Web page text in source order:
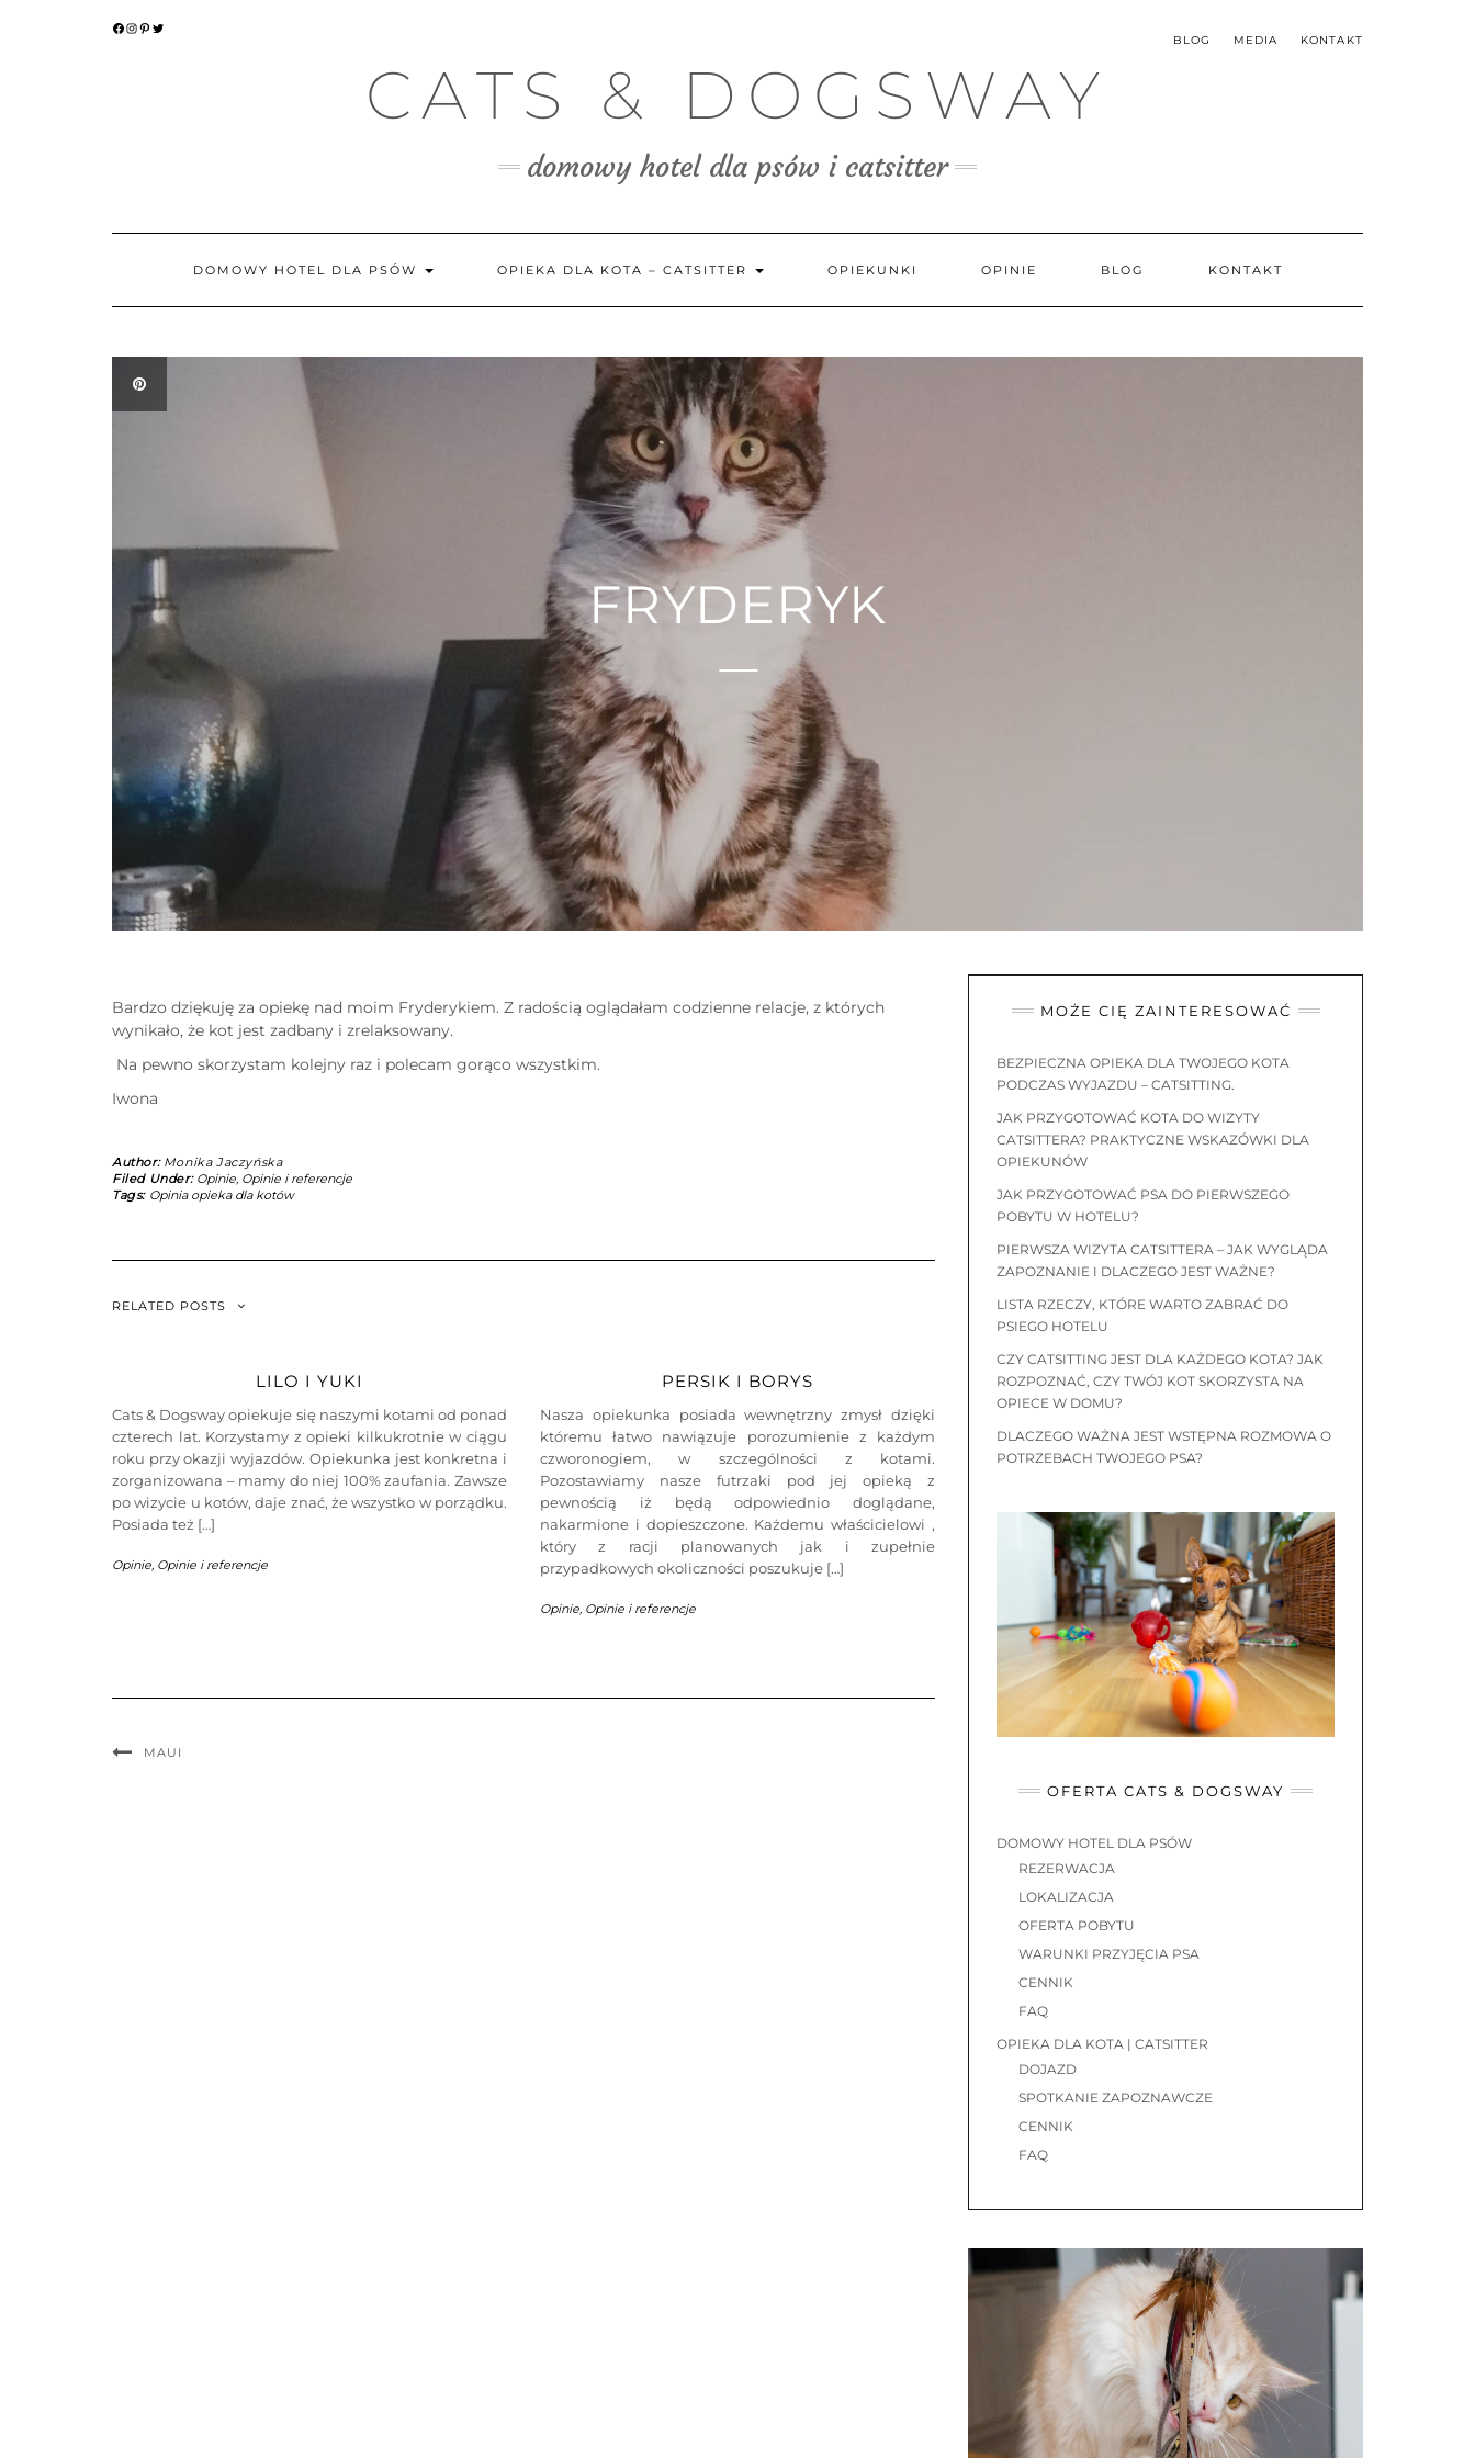
FACEBOOK
INSTAGRAM
PINTEREST
TWITTER
BLOG MEDIA KONTAKT
CATS & DOGSWAY
domowy hotel dla psów i catsitter
DOMOWY HOTEL DLA PSÓW OPIEKA DLA KOTA – CATSITTER OPIEKUNKI OPINIE BLOG KONTAKT
FRYDERYK
Bardzo dziękuję za opiekę nad moim Fryderykiem. Z radością oglądałam codzienne relacje, z których
wynikało, że kot jest zadbany i zrelaksowany.
Na pewno skorzystam kolejny raz i polecam gorąco wszystkim.
Iwona
Author: Monika Jaczyńska
Filed Under: Opinie, Opinie i referencje
Tags: Opinia opieka dla kotów
RELATED POSTS
LILO I YUKI
Cats & Dogsway opiekuje się naszymi kotami od ponad
czterech lat. Korzystamy z opieki kilkukrotnie w ciągu
roku przy okazji wyjazdów. Opiekunka jest konkretna i
zorganizowana – mamy do niej 100% zaufania. Zawsze
po wizycie u kotów, daje znać, że wszystko w porządku.
Posiada też […]
Opinie Opinie i referencje
PERSIK I BORYS
Nasza opiekunka posiada wewnętrzny zmysł dzięki
któremu łatwo nawiązuje porozumienie z każdym
czworonogiem, w szczególności z kotami.
Pozostawiamy nasze futrzaki pod jej opieką z
pewnością iż będą odpowiednio doglądane,
nakarmione i dopieszczone. Każdemu właścicielowi ,
który z racji planowanych jak i zupełnie
przypadkowych okoliczności poszukuje […]
Opinie Opinie i referencje
MAUI
MOŻE CIĘ ZAINTERESOWAĆ
BEZPIECZNA OPIEKA DLA TWOJEGO KOTA
PODCZAS WYJAZDU – CATSITTING.
JAK PRZYGOTOWAĆ KOTA DO WIZYTY
CATSITTERA? PRAKTYCZNE WSKAZÓWKI DLA
OPIEKUNÓW
JAK PRZYGOTOWAĆ PSA DO PIERWSZEGO
POBYTU W HOTELU?
PIERWSZA WIZYTA CATSITTERA – JAK WYGLĄDA
ZAPOZNANIE I DLACZEGO JEST WAŻNE?
LISTA RZECZY, KTÓRE WARTO ZABRAĆ DO
PSIEGO HOTELU
CZY CATSITTING JEST DLA KAŻDEGO KOTA? JAK
ROZPOZNAĆ, CZY TWÓJ KOT SKORZYSTA NA
OPIECE W DOMU?
DLACZEGO WAŻNA JEST WSTĘPNA ROZMOWA O
POTRZEBACH TWOJEGO PSA?
OFERTA CATS & DOGSWAY
DOMOWY HOTEL DLA PSÓW
REZERWACJA
LOKALIZACJA
OFERTA POBYTU
WARUNKI PRZYJĘCIA PSA
CENNIK
FAQ
OPIEKA DLA KOTA | CATSITTER
DOJAZD
SPOTKANIE ZAPOZNAWCZE
CENNIK
FAQ